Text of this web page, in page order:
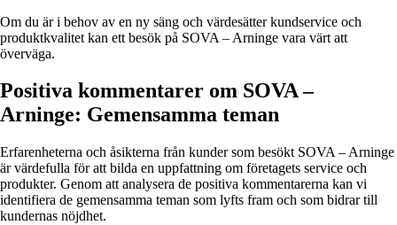
Om du är i behov av en ny säng och värdesätter kundservice och
produktkvalitet kan ett besök på SOVA – Arninge vara värt att
överväga.
Positiva kommentarer om SOVA –
Arninge: Gemensamma teman
Erfarenheterna och åsikterna från kunder som besökt SOVA – Arninge
är värdefulla för att bilda en uppfattning om företagets service och
produkter. Genom att analysera de positiva kommentarerna kan vi
identifiera de gemensamma teman som lyfts fram och som bidrar till
kundernas nöjdhet.